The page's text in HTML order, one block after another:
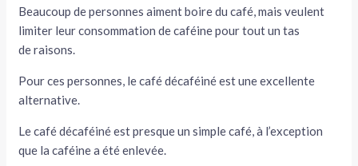
Beaucoup de personnes aiment boire du café, mais veulent
limiter leur consommation de caféine pour tout un tas
de raisons.
Pour ces personnes, le café décaféiné est une excellente
alternative.
Le café décaféiné est presque un simple café, à l’exception
que la caféine a été enlevée.